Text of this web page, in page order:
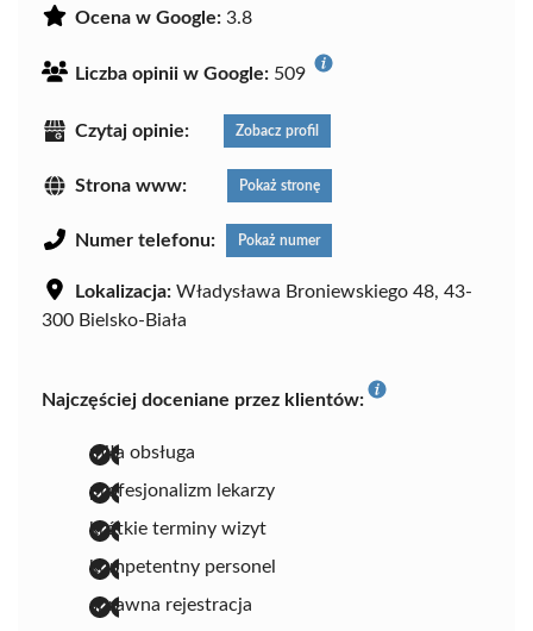
Ocena w Google: 3.8
Liczba opinii w Google: 509
Czytaj opinie: Zobacz profil
Strona www: Pokaż stronę
Numer telefonu: Pokaż numer
Lokalizacja: Władysława Broniewskiego 48, 43-
300 Bielsko-Biała
Najczęściej doceniane przez klientów:
miła obsługa
profesjonalizm lekarzy
krótkie terminy wizyt
kompetentny personel
sprawna rejestracja